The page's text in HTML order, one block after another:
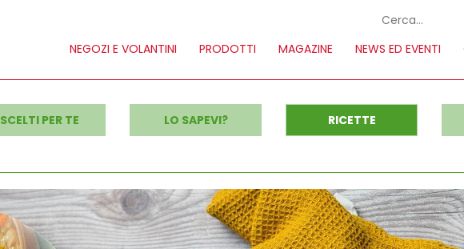
NEGOZI E VOLANTINI PRODOTTI MAGAZINE NEWS ED EVENTI
SCELTI PER TE LO SAPEVI? RICETTE